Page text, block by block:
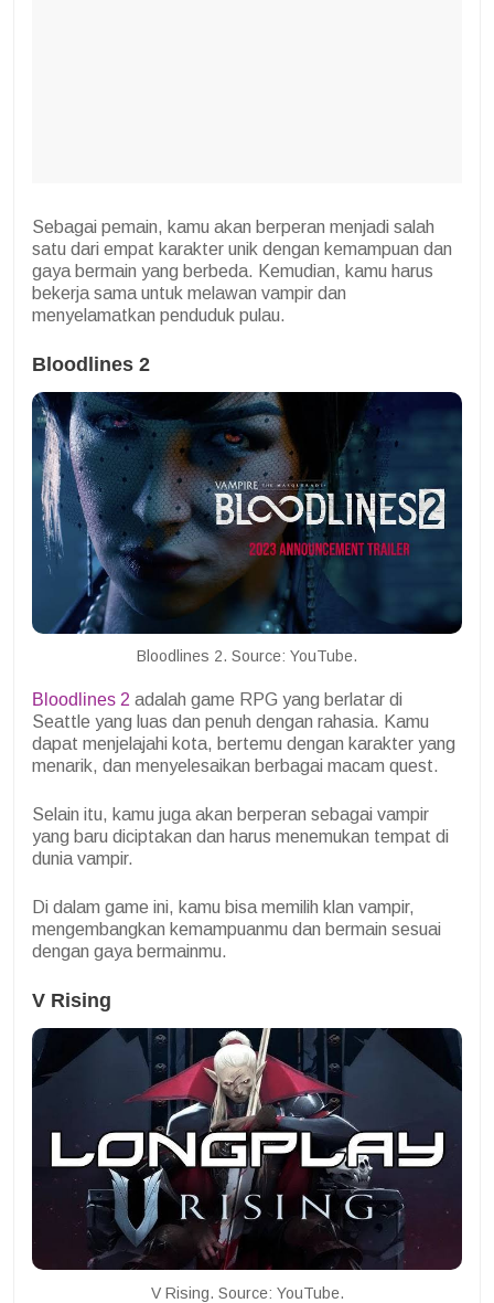
Sebagai pemain, kamu akan berperan menjadi salah
satu dari empat karakter unik dengan kemampuan dan
gaya bermain yang berbeda. Kemudian, kamu harus
bekerja sama untuk melawan vampir dan
menyelamatkan penduduk pulau.
Bloodlines 2
Bloodlines 2. Source: YouTube.
Bloodlines 2 adalah game RPG yang berlatar di
Seattle yang luas dan penuh dengan rahasia. Kamu
dapat menjelajahi kota, bertemu dengan karakter yang
menarik, dan menyelesaikan berbagai macam quest.
Selain itu, kamu juga akan berperan sebagai vampir
yang baru diciptakan dan harus menemukan tempat di
dunia vampir.
Di dalam game ini, kamu bisa memilih klan vampir,
mengembangkan kemampuanmu dan bermain sesuai
dengan gaya bermainmu.
V Rising
V Rising. Source: YouTube.